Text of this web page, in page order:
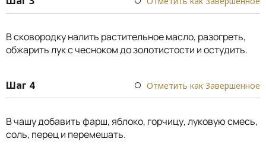
В сковородку налить растительное масло, разогреть,
обжарить лук с чесноком до золотистости и остудить.
Шаг 4 Отметить как Завершенное
В чашу добавить фарш, яблоко, горчицу, луковую смесь,
соль, перец и перемешать.